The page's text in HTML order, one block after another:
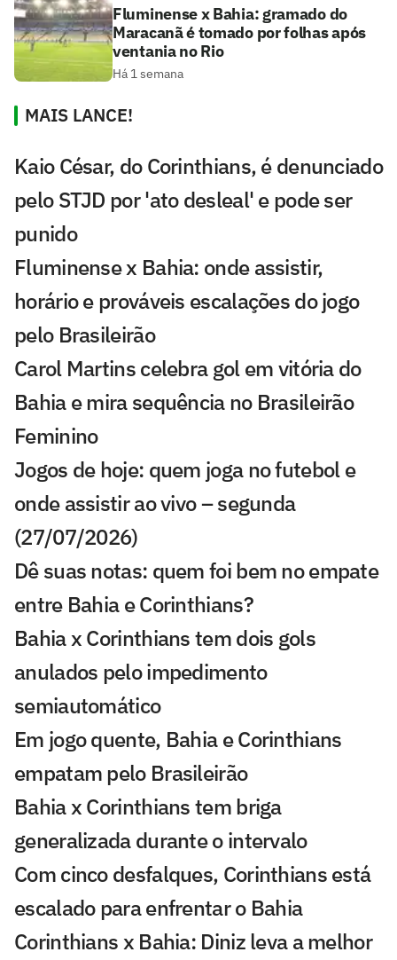
Fluminense x Bahia: gramado do
Maracanã é tomado por folhas após
ventania no Rio
Há 1 semana
MAIS LANCE!
Kaio César, do Corinthians, é denunciado
pelo STJD por 'ato desleal' e pode ser
punido
Fluminense x Bahia: onde assistir,
horário e prováveis escalações do jogo
pelo Brasileirão
Carol Martins celebra gol em vitória do
Bahia e mira sequência no Brasileirão
Feminino
Jogos de hoje: quem joga no futebol e
onde assistir ao vivo – segunda
(27/07/2026)
Dê suas notas: quem foi bem no empate
entre Bahia e Corinthians?
Bahia x Corinthians tem dois gols
anulados pelo impedimento
semiautomático
Em jogo quente, Bahia e Corinthians
empatam pelo Brasileirão
Bahia x Corinthians tem briga
generalizada durante o intervalo
Com cinco desfalques, Corinthians está
escalado para enfrentar o Bahia
Corinthians x Bahia: Diniz leva a melhor